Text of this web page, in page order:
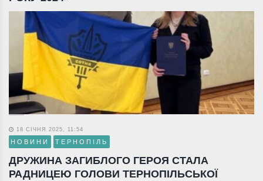
18 СІЧНЯ 2025, 11:54
НОВИНИ ТЕРНОПІЛЬ
ДРУЖИНА ЗАГИБЛОГО ГЕРОЯ СТАЛА
РАДНИЦЕЮ ГОЛОВИ ТЕРНОПІЛЬСЬКОЇ